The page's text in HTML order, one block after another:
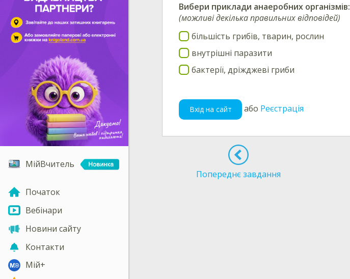
МійВчитель
Початок
Вебінари
Новини сайту
Контакти
Мій+
Вибери приклади анаеробних організмів:
(можливі декілька правильних відповідей)
більшість грибів, тварин, рослин
внутрішні паразити
бактерії, дріжджеві гриби
Вхід на сайт або Реєстрація
Попереднє завдання